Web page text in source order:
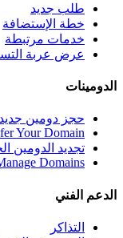
طلب جديد
خطة الإستضافة
خدمات مرتبطة
عرض عربة
الدومينات
حجز دومين جديد
Your Domain
تجديد الدومين
Domains
الدعم الفني
التذاكر